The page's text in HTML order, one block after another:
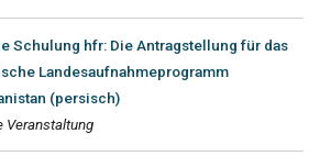
Schulung hfr: Die Antragstellung für das
Landesaufnahmeprogramm
(persisch)
Veranstaltung